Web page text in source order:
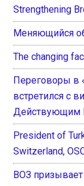
Strengthening
Меняющийся
The changing
Переговоры в
встретился с
Действующим
President of
Switzerland,
ВОЗ призывает